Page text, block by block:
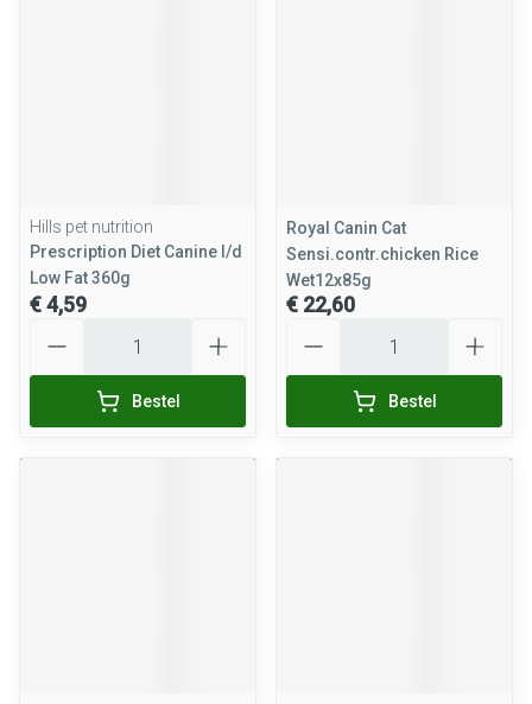
Hills pet nutrition
Prescription Diet Canine I/d
Low Fat 360g
€ 4,59
Bestel
Royal Canin Cat
Sensi.contr.chicken Rice
Wet12x85g
€ 22,60
Bestel